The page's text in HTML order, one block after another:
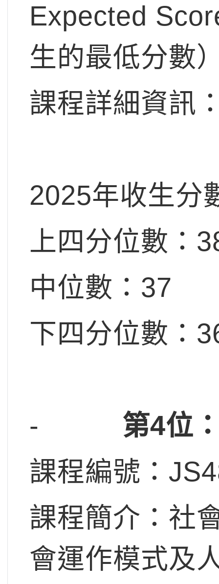
Expected
生的最低分數
課程詳細資訊
2025年收生分
上四分位數：
中位數：37
下四分位數：
- 第4位
課程編號：
課程簡介：社
會運作模式及